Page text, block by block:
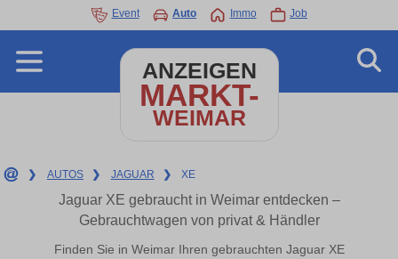
Event Auto Immo Job
ANZEIGEN
MARKT-
WEIMAR
❯ AUTOS ❯ JAGUAR ❯ XE
Jaguar XE gebraucht in Weimar entdecken –
Gebrauchtwagen von privat & Händler
Finden Sie in Weimar Ihren gebrauchten Jaguar XE